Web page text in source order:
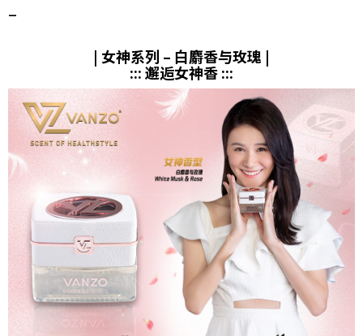
–
| 女神系列 – 白麝香与玫瑰 |
::: 邂逅女神香 :::